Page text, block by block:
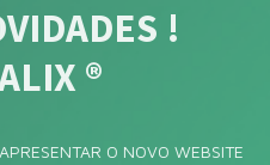
!
®
O NOVO WEBSITE